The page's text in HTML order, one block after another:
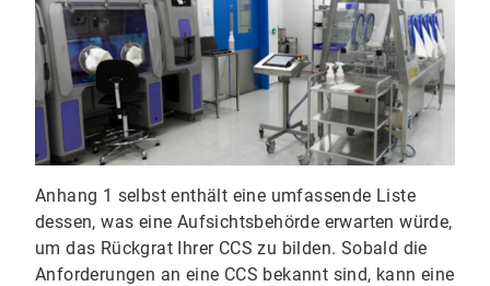
Anhang 1 selbst enthält eine umfassende Liste
dessen, was eine Aufsichtsbehörde erwarten würde,
um das Rückgrat Ihrer CCS zu bilden. Sobald die
Anforderungen an eine CCS bekannt sind, kann eine